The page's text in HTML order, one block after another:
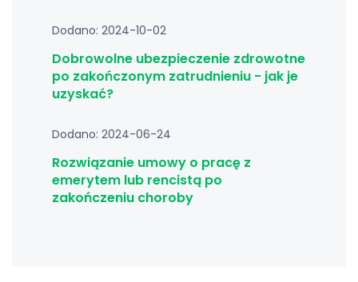
Dodano: 2024-10-02
Dobrowolne ubezpieczenie zdrowotne
po zakończonym zatrudnieniu - jak je
uzyskać?
Dodano: 2024-06-24
Rozwiązanie umowy o pracę z
emerytem lub rencistą po
zakończeniu choroby